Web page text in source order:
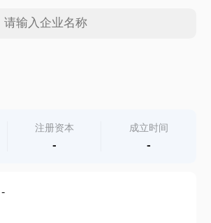
注册资本
-
成立时间
-
-